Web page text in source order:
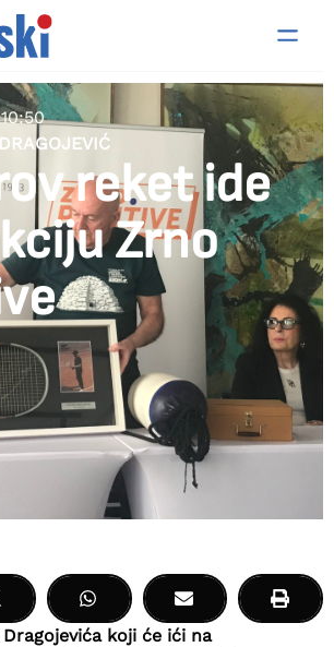
10:50
reket ide
Zrno
koji će ići na